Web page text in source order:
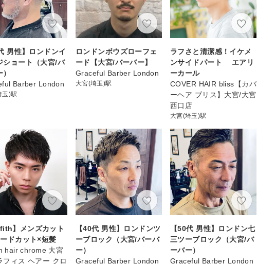
男性】ロンドンイ
ショート（大宮/バ
Barber London
玉)駅
ロンドンボウズローフェ
ード【大宮/バーバー】
Graceful Barber London
大宮(埼玉)駅
ラフさと清潔感！イケメ
ンサイドパート エアリ
ーカール
COVER HAIR bliss【カバ
ーヘア ブリス】大宮/大宮
西口店
大宮(埼玉)駅
fith】メンズカット
ドカット×短髪
hair chrome 大宮
フィス ヘアー クロ
【40代 男性】ロンドンツ
ーブロック（大宮/バーバ
ー）
Graceful Barber London
【50代 男性】ロンドン七
三ツーブロック（大宮/バ
ーバー）
Graceful Barber London